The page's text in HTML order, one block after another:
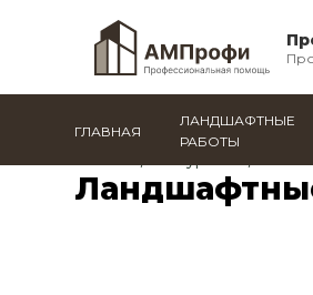
ГЛАВНАЯ
ЛАНДШАФТНЫЕ
РАБОТЫ